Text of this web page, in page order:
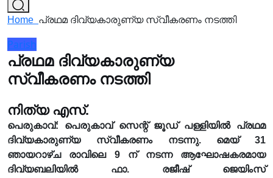
Home പ്രഥമ ദിവ്യകാരുണ്യ സ്വീകരണം നടത്തി
Parish
പ്രഥമ ദിവ്യകാരുണ്യ
സ്വീകരണം നടത്തി
നിത്യ എസ്.
പെരുകാവ്: പെരുകാവ് സെന്റ് ജൂഡ് പള്ളിയിൽ പ്രഥമ
ദിവ്യകാരുണ്യ സ്വീകരണം നടന്നു. മെയ് 31
ഞായറാഴ്ച രാവിലെ 9 ന് നടന്ന ആഘോഷകരമായ
ദിവ്യബലിയിൽ ഫാ. രജീഷ് ജെയിംസ്